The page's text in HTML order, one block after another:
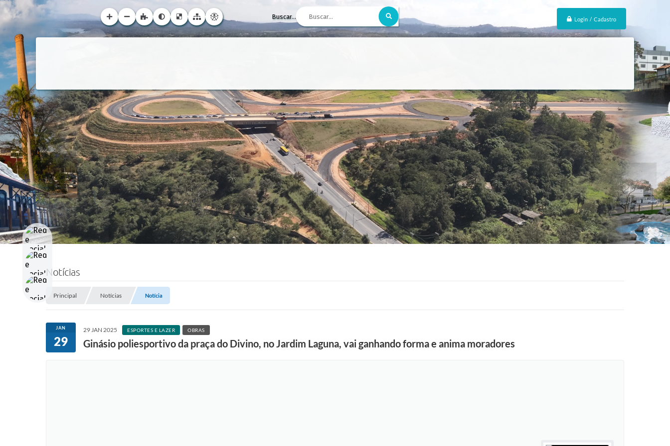
Login / Cadastro
Buscar...
Notícias
Principal Notícias Notícia
JAN
29
29 JAN 2025 ESPORTES E LAZER OBRAS
Ginásio poliesportivo da praça do Divino, no Jardim Laguna, vai ganhando forma e anima moradores
F
o